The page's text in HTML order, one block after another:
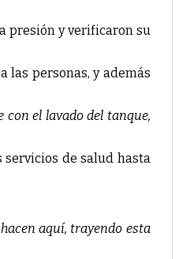
presión y verificaron su
las personas, y además
con el lavado del tanque,
servicios de salud hasta
aquí, trayendo esta